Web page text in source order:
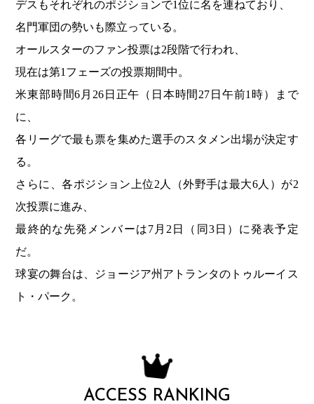
デスもそれぞれのポジションで1位に名を連ねており、
名門軍団の勢いも際立っている。
オールスターのファン投票は2段階で行われ、
現在は第1フェーズの投票期間中。
米東部時間6月26日正午（日本時間27日午前1時）まで
に、
各リーグで最も票を集めた選手のスタメン出場が決定す
る。
さらに、各ポジション上位2人（外野手は最大6人）が2
次投票に進み、
最終的な先発メンバーは7月2日（同3日）に発表予定
だ。
球宴の舞台は、ジョージア州アトランタのトゥルーイス
ト・パーク。
ACCESS RANKING